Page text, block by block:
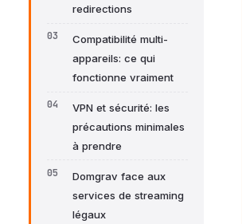
redirections
Compatibilité multi-
appareils: ce qui
fonctionne vraiment
VPN et sécurité: les
précautions minimales
à prendre
Domgrav face aux
services de streaming
légaux